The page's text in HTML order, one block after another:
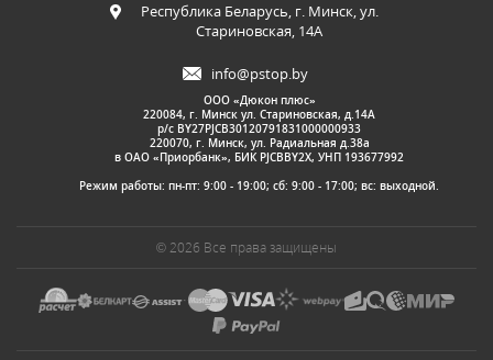
Республика Беларусь, г. Минск, ул.
Стариновская, 14А
info@pstop.by
ООО «Дюкон плюс»
220084, г. Минск ул. Стариновская, д.14А
р/с BY27PJCB30120791831000000933
220070, г. Минск, ул. Радиальная д.38а
в ОАО «Приорбанк», БИК PJCBBY2X, УНП 193677992
Режим работы: пн-пт: 9:00 - 19:00; сб: 9:00 - 17:00; вс: выходной.
© 2026 Все права защищены